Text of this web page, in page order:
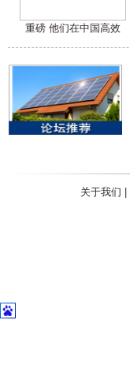
重磅 他们在中国高效
关于我们